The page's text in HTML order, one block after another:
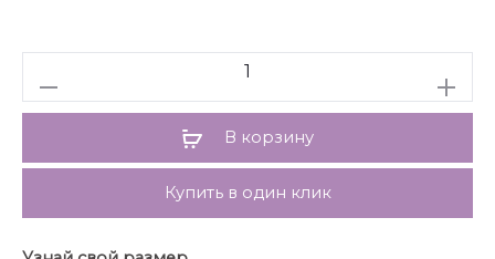
плечевыми накладками, плечевой шов удлинен.
В комплект входит съемный ремень из основной
ткани.
Длина жакета: р. 42-46 – 77 см.
Длина рукава: р. 42-46 – 61 см.
ГОСТ 25295 – 2003
В корзину
Купить в один клик